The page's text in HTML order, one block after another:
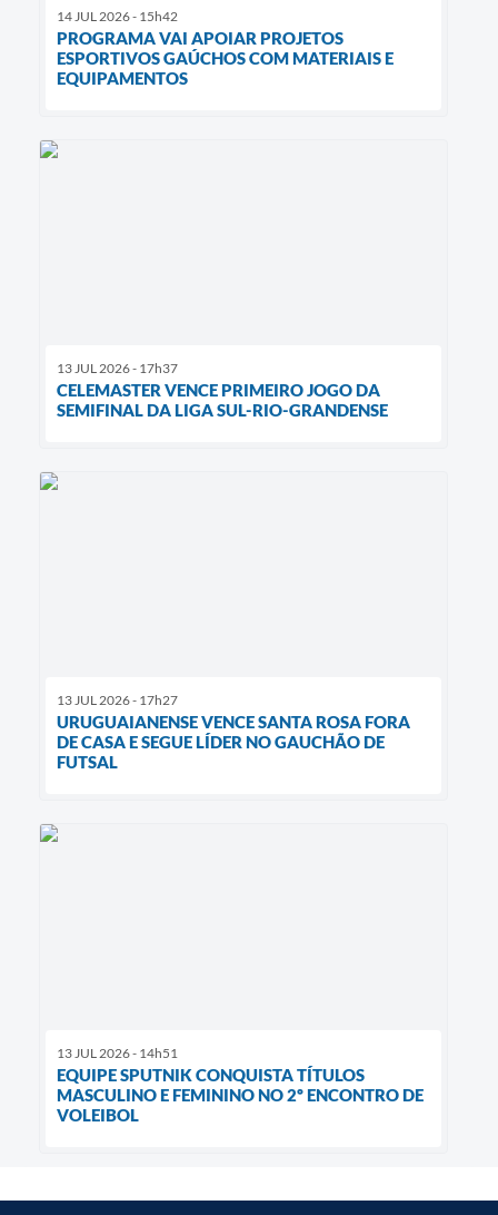
14 JUL 2026 - 15h42
PROGRAMA VAI APOIAR PROJETOS
ESPORTIVOS GAÚCHOS COM MATERIAIS E
EQUIPAMENTOS
13 JUL 2026 - 17h37
CELEMASTER VENCE PRIMEIRO JOGO DA
SEMIFINAL DA LIGA SUL-RIO-GRANDENSE
13 JUL 2026 - 17h27
URUGUAIANENSE VENCE SANTA ROSA FORA
DE CASA E SEGUE LÍDER NO GAUCHÃO DE
FUTSAL
13 JUL 2026 - 14h51
EQUIPE SPUTNIK CONQUISTA TÍTULOS
MASCULINO E FEMININO NO 2º ENCONTRO DE
VOLEIBOL